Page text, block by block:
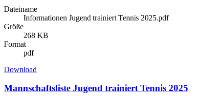
Dateiname
Informationen Jugend trainiert Tennis 2025.pdf
Größe
268 KB
Format
pdf
Download
Mannschaftsliste Jugend trainiert Tennis 2025